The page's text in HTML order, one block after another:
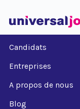
Candidats
Entreprises
A propos de nous
Blog